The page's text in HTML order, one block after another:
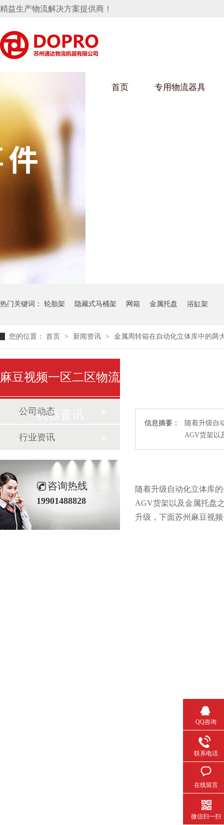
精益生产物流解决方案提供商！
首页 专用物流器具
麻豆天美在线观看架
速箱托盘 保险杠料架
冲压件料架
消声器料架
手推车
气瓶料架
藏式马桶水箱支架
汽车行业
热门关键词： 轮胎架 隐藏式马桶架 网箱 金属托盘 浴缸架
您的位置： 首页 > 新闻资讯 > 金属周转箱在自动化立体库中的两
信息摘要：
随着升级自
AGV货架以
随着升级自动化立体库的
AGV货架以及金属托盘之
升级，下面苏州麻豆视
麻豆视频一区二区物流
机器资讯
公司动态
行业资讯
咨询热线
19901488828
QQ咨询
联系电话
在线留言
微信扫一扫